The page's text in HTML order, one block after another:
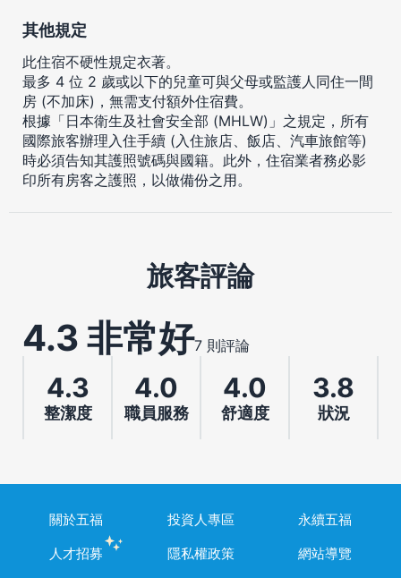
其他規定
此住宿不硬性規定衣著。
最多 4 位 2 歲或以下的兒童可與父母或監護人同住一間
房 (不加床)，無需支付額外住宿費。
根據「日本衛生及社會安全部 (MHLW)」之規定，所有
國際旅客辦理入住手續 (入住旅店、飯店、汽車旅館等)
時必須告知其護照號碼與國籍。此外，住宿業者務必影
印所有房客之護照，以做備份之用。
旅客評論
4.3 非常好7 則評論
4.3
整潔度
4.0
職員服務
4.0
舒適度
3.8
狀況
關於五福 投資人專區
永續五福
人才招募
隱私權政策 網站導覽